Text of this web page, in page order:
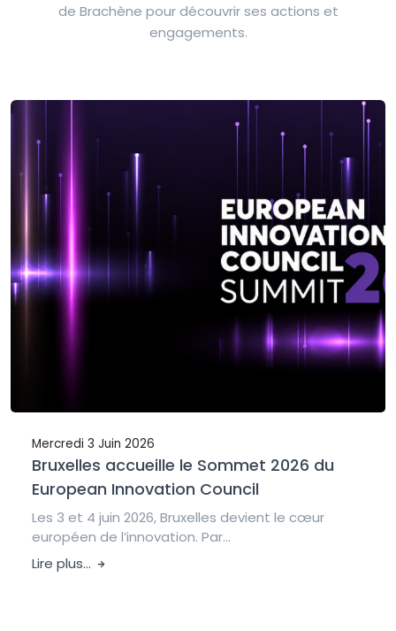
de Brachène pour découvrir ses actions et
engagements.
Mercredi 3 Juin 2026
Bruxelles accueille le Sommet 2026 du
European Innovation Council
Les 3 et 4 juin 2026, Bruxelles devient le cœur
européen de l’innovation. Par...
Lire plus...